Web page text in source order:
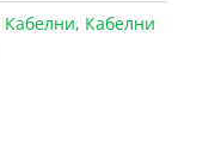
Кабелни, Кабелни